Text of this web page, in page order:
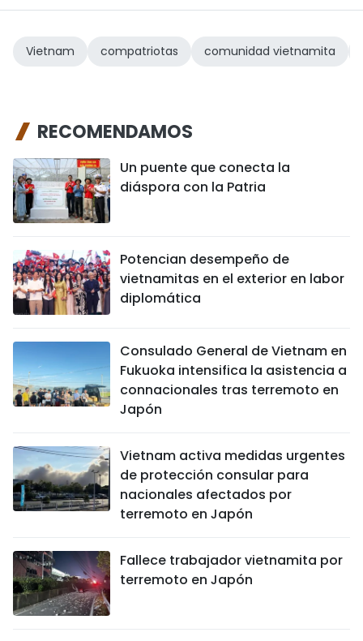
Vietnam compatriotas comunidad vietnamita
RECOMENDAMOS
Un puente que conecta la
diáspora con la Patria
Potencian desempeño de
vietnamitas en el exterior en labor
diplomática
Consulado General de Vietnam en
Fukuoka intensifica la asistencia a
connacionales tras terremoto en
Japón
Vietnam activa medidas urgentes
de protección consular para
nacionales afectados por
terremoto en Japón
Fallece trabajador vietnamita por
terremoto en Japón